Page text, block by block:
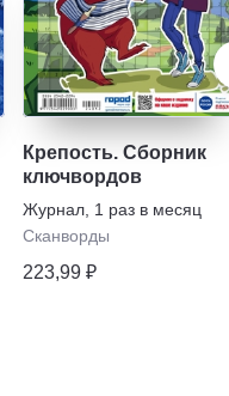
Крепость. Сборник
ключвордов
Журнал 1 раз в месяц
Сканворды
223,99 ₽